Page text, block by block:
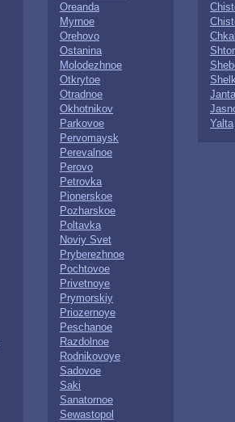
Oreanda
Myrnoe
Orehovo
Ostanina
Molodezhnoe
Otkrytoe
Otradnoe
Okhotnikov
Parkovoe
Pervomaysk
Perevalnoe
Perovo
Petrovka
Pionerskoe
Pozharskoe
Poltavka
Noviy Svet
Pryberezhnoe
Pochtovoe
Privetnoye
Prymorskiy
Priozernoye
Peschanoe
Razdolnoe
Rodnikovoye
Sadovoe
Saki
Sanatornoe
Sewastopol
Yalta